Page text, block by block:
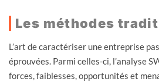
Les méthodes
L’art de caractériser une entreprise
éprouvées. Parmi celles-ci, l’analyse
forces, faiblesses, opportunités et